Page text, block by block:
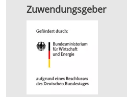
Zuwendungsgeber